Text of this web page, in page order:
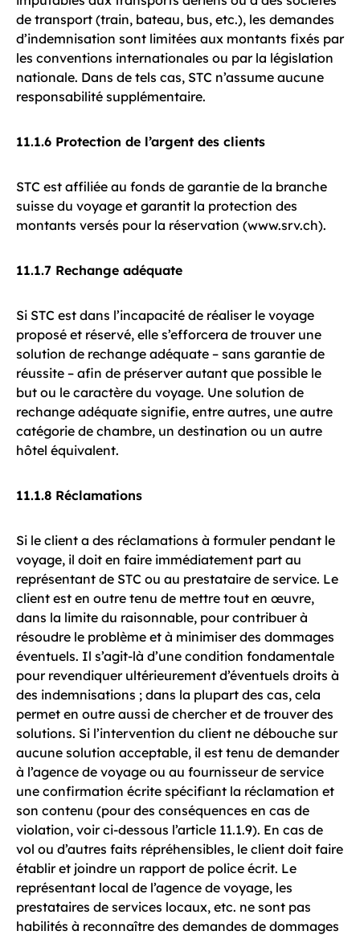
de transport (train, bateau, bus, etc.), les demandes
d’indemnisation sont limitées aux montants fixés par
les conventions internationales ou par la législation
nationale. Dans de tels cas, STC n’assume aucune
responsabilité supplémentaire.
11.1.6 Protection de l’argent des clients
STC est affiliée au fonds de garantie de la branche
suisse du voyage et garantit la protection des
montants versés pour la réservation (www.srv.ch).
11.1.7 Rechange adéquate
Si STC est dans l’incapacité de réaliser le voyage
proposé et réservé, elle s’efforcera de trouver une
solution de rechange adéquate – sans garantie de
réussite – afin de préserver autant que possible le
but ou le caractère du voyage. Une solution de
rechange adéquate signifie, entre autres, une autre
catégorie de chambre, un destination ou un autre
hôtel équivalent.
11.1.8 Réclamations
Si le client a des réclamations à formuler pendant le
voyage, il doit en faire immédiatement part au
représentant de STC ou au prestataire de service. Le
client est en outre tenu de mettre tout en œuvre,
dans la limite du raisonnable, pour contribuer à
résoudre le problème et à minimiser des dommages
éventuels. Il s’agit-là d’une condition fondamentale
pour revendiquer ultérieurement d’éventuels droits à
des indemnisations ; dans la plupart des cas, cela
permet en outre aussi de chercher et de trouver des
solutions. Si l’intervention du client ne débouche sur
aucune solution acceptable, il est tenu de demander
à l’agence de voyage ou au fournisseur de service
une confirmation écrite spécifiant la réclamation et
son contenu (pour des conséquences en cas de
violation, voir ci-dessous l’article 11.1.9). En cas de
vol ou d’autres faits répréhensibles, le client doit faire
établir et joindre un rapport de police écrit. Le
représentant local de l’agence de voyage, les
prestataires de services locaux, etc. ne sont pas
habilités à reconnaître des demandes de dommages